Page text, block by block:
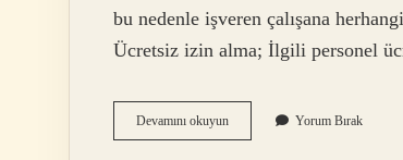
bu nedenle işveren çalışana
Ücretsiz izin alma; İlgili personel
Devamını okuyunİŞçi
Ücretsiz
Yorum Bırak